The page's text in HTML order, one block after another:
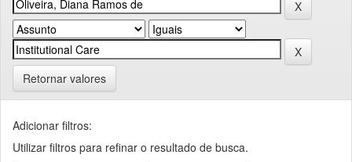
Retornar valores
Adicionar filtros:
Utilizar filtros para refinar o resultado de busca.